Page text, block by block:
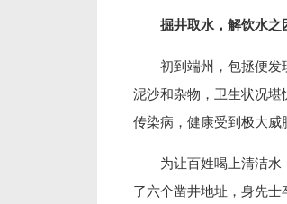
掘井取水，解饮水之
初到端州，包拯便发
泥沙和杂物，卫生状况
传染病，健康受到极大威
为让百姓喝上清洁
了六个凿井地址，身先士